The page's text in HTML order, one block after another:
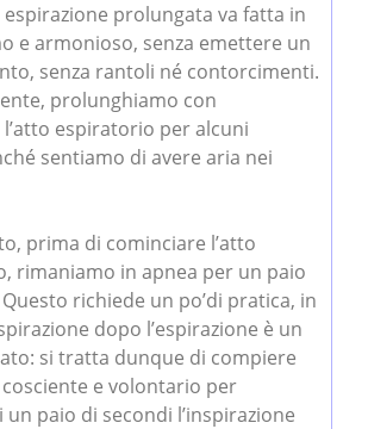
espirazione prolungata va fatta in
e armonioso, senza emettere un
senza rantoli né contorcimenti.
prolunghiamo con
espiratorio per alcuni
sentiamo di avere aria nei
prima di cominciare l’atto
rimaniamo in apnea per un paio
richiede un po’di pratica, in
dopo l’espirazione è un
si tratta dunque di compiere
e volontario per
paio di secondi l’inspirazione